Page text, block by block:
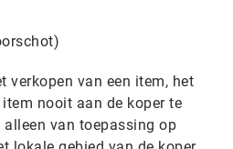
verkopen van een item, het
nooit aan de koper te
van toepassing op